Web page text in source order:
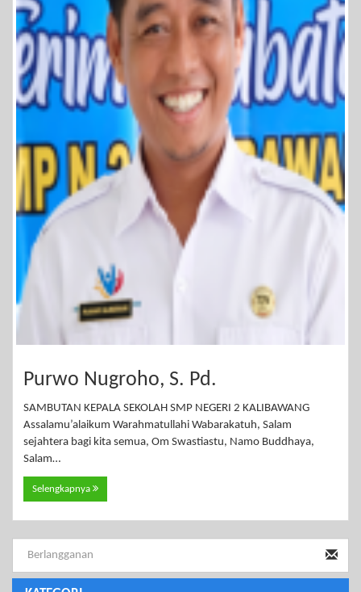
Purwo Nugroho, S. Pd.
SAMBUTAN KEPALA SEKOLAH SMP NEGERI 2 KALIBAWANG
Assalamu’alaikum Warahmatullahi Wabarakatuh, Salam
sejahtera bagi kita semua, Om Swastiastu, Namo Buddhaya,
Salam…
Selengkapnya